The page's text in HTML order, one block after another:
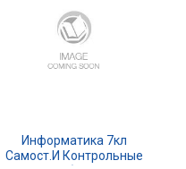
Информатика 7кл
Самост.и Контрольные